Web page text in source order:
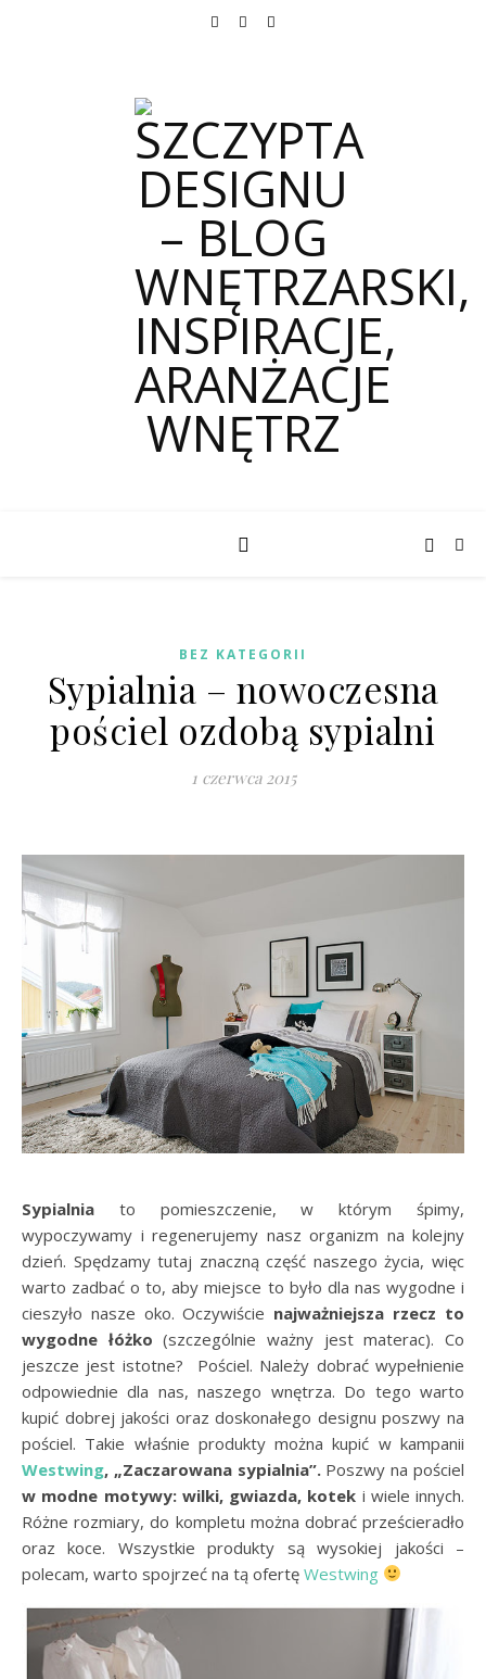
BEZ KATEGORII
Sypialnia – nowoczesna
pościel ozdobą sypialni
1 czerwca 2015
Sypialnia to pomieszczenie, w którym śpimy,
wypoczywamy i regenerujemy nasz organizm na kolejny
dzień. Spędzamy tutaj znaczną część naszego życia, więc
warto zadbać o to, aby miejsce to było dla nas wygodne i
cieszyło nasze oko. Oczywiście najważniejsza rzecz to
wygodne łóżko (szczególnie ważny jest materac). Co
jeszcze jest istotne? Pościel. Należy dobrać wypełnienie
odpowiednie dla nas, naszego wnętrza. Do tego warto
kupić dobrej jakości oraz doskonałego designu poszwy na
pościel. Takie właśnie produkty można kupić w kampanii
Westwing, „Zaczarowana sypialnia”.Poszwy na pościel
w modne motywy: wilki, gwiazda, kotek i wiele innych.
Różne rozmiary, do kompletu można dobrać prześcieradło
oraz koce. Wszystkie produkty są wysokiej jakości –
polecam, warto spojrzeć na tą ofertę Westwing